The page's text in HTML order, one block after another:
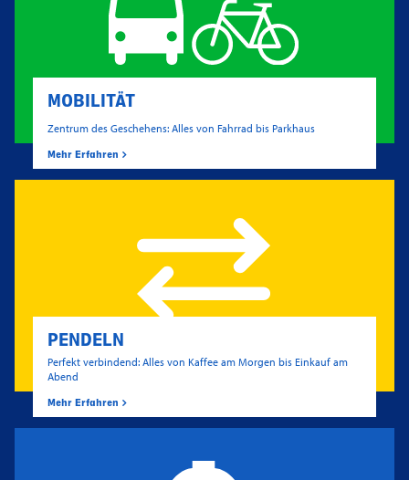
MOBILITÄT
Zentrum des Geschehens: Alles von Fahrrad bis Parkhaus
Mehr Erfahren
PENDELN
Perfekt verbindend: Alles von Kaffee am Morgen bis Einkauf am
Abend
Mehr Erfahren